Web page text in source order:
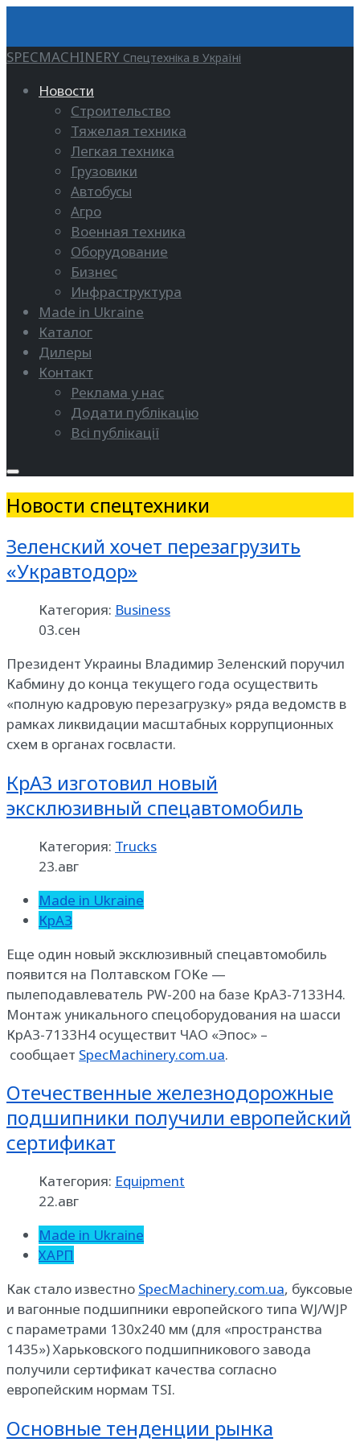
SPECMACHINERY Спецтехніка в Україні
Новости
Строительство
Тяжелая техника
Легкая техника
Грузовики
Автобусы
Агро
Военная техника
Оборудование
Бизнес
Инфраструктура
Made in Ukraine
Каталог
Дилеры
Контакт
Реклама у нас
Додати публікацію
Всі публікації
Новости спецтехники
Зеленский хочет перезагрузить
«Укравтодор»
Категория: Business
03.сен
Президент Украины Владимир Зеленский поручил
Кабмину до конца текущего года осуществить
«полную кадровую перезагрузку» ряда ведомств в
рамках ликвидации масштабных коррупционных
схем в органах госвласти.
КрАЗ изготовил новый
эксклюзивный спецавтомобиль
Категория: Trucks
23.авг
Made in Ukraine
КрАЗ
Еще один новый эксклюзивный спецавтомобиль
появится на Полтавском ГОКе —
пылеподавлеватель PW-200 на базе КрАЗ-7133Н4.
Монтаж уникального спецоборудования на шасси
КрАЗ-7133Н4 осуществит ЧАО «Эпос» –
сообщает SpecMachinery.com.ua.
Отечественные железнодорожные
подшипники получили европейский
сертификат
Категория: Equipment
22.авг
Made in Ukraine
ХАРП
Как стало известно SpecMachinery.com.ua, буксовые
и вагонные подшипники европейского типа WJ/WJP
с параметрами 130x240 мм (для «пространства
1435») Харьковского подшипникового завода
получили сертификат качества согласно
европейским нормам TSI.
Основные тенденции рынка